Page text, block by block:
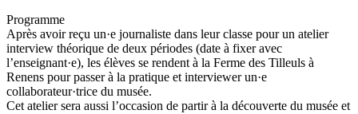
Programme
Après avoir reçu un·e journaliste dans leur classe pour un atelier
interview théorique de deux périodes (date à fixer avec
l’enseignant·e), les élèves se rendent à la Ferme des Tilleuls à
Renens pour passer à la pratique et interviewer un·e
collaborateur·trice du musée.
Cet atelier sera aussi l’occasion de partir à la découverte du musée et